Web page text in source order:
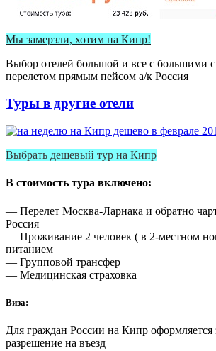
Мы замерзли, хотим на Кипр!
Выбор отелей большой и все с большими
перелетом прямым пейсом а/к Россия
Туры в другие отели
Выбрать дешевый тур на Кипр
В стоимость тура включено:
— Перелет Москва-Ларнака и обратно
Россия
— Проживание 2 человек ( в 2-местном
питанием
— Групповой трансфер
— Медицинская страховка
Виза:
Для граждан России на Кипр оформляется
разрешение на въезд